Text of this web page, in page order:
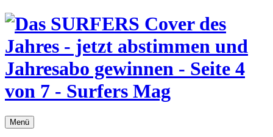
Menü